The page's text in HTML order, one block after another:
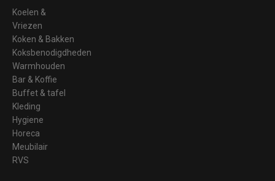
Koelen &
Vriezen
Koken & Bakken
Koksbenodigdheden
Warmhouden
Bar & Koffie
Buffet & tafel
Kleding
Hygiene
Horeca
Meubilair
RVS